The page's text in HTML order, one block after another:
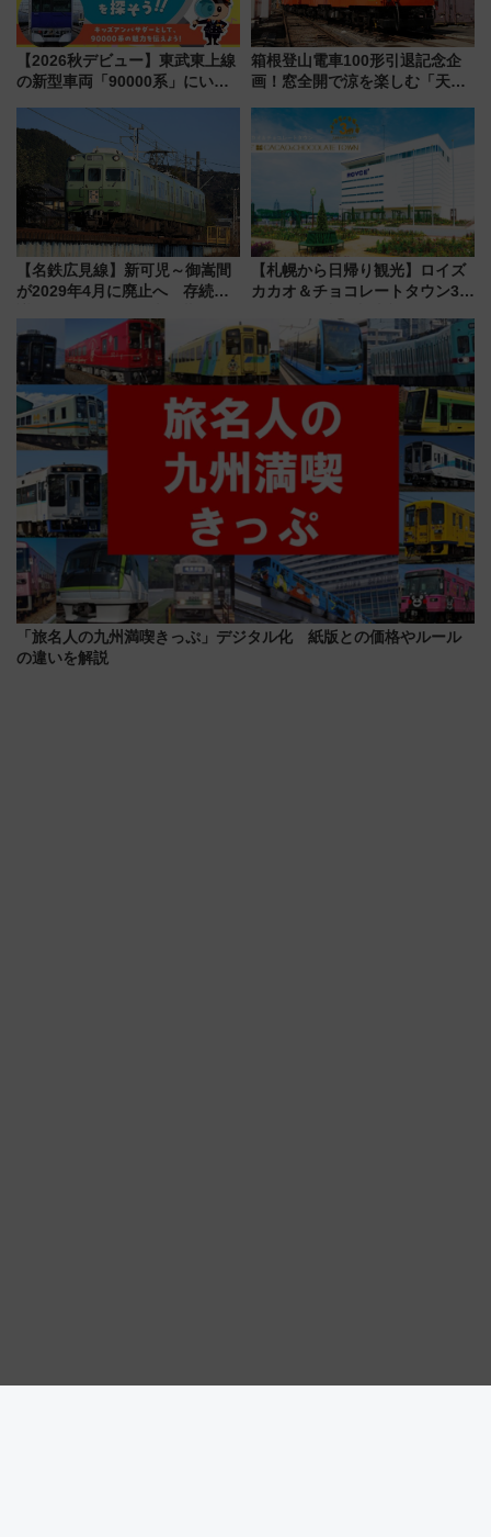
【2026秋デビュー】東武東上線
の新型車両「90000系」にいち
向け先行試乗会でキッズアンバ
サダーになろう
箱根登山電車100形引退記念企
画！窓全開で涼を楽しむ「天然
発売
【名鉄広見線】新可児～御嵩間
が2029年4月に廃止へ 存続協
【札幌から日帰り観光】ロイズ
カカオ＆チョコレートタウン3周
詰め放題を開催、ロイズタウン
駅からのアクセスも
「旅名人の九州満喫きっぷ」デジタル化 紙版との価格やルール
の違いを解説